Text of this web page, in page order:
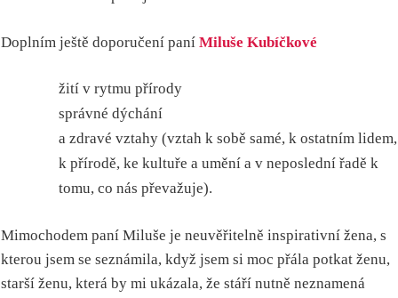
Doplním ještě doporučení paní Miluše Kubíčkové
žití v rytmu přírody
správné dýchání
a zdravé vztahy (vztah k sobě samé, k ostatním lidem,
k přírodě, ke kultuře a umění a v neposlední řadě k
tomu, co nás převažuje).
Mimochodem paní Miluše je neuvěřitelně inspirativní žena, s
kterou jsem se seznámila, když jsem si moc přála potkat ženu,
starší ženu, která by mi ukázala, že stáří nutně neznamená